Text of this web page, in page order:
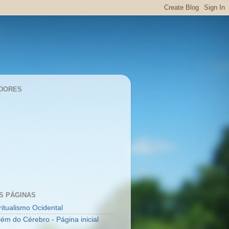
PÁGINAS
Ocidental
do Cérebro - Página inicial